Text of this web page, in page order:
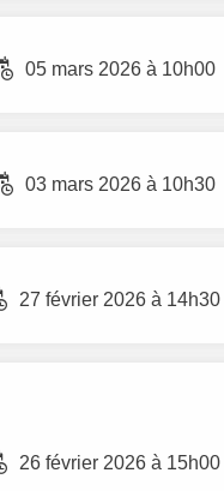
05 mars 2026 à 10h00
03 mars 2026 à 10h30
27 février 2026 à 14h30
26 février 2026 à 15h00